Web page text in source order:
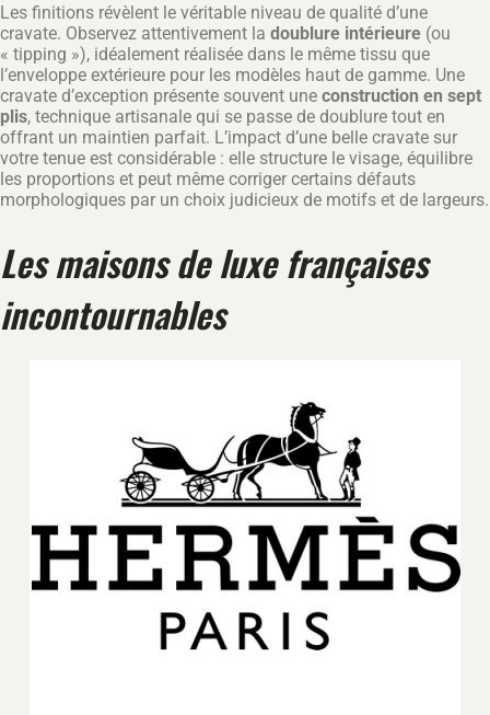
Les finitions révèlent le véritable niveau de qualité d’une
cravate. Observez attentivement la doublure intérieure (ou
« tipping »), idéalement réalisée dans le même tissu que
l’enveloppe extérieure pour les modèles haut de gamme. Une
cravate d’exception présente souvent une construction en sept
plis, technique artisanale qui se passe de doublure tout en
offrant un maintien parfait. L’impact d’une belle cravate sur
votre tenue est considérable : elle structure le visage, équilibre
les proportions et peut même corriger certains défauts
morphologiques par un choix judicieux de motifs et de largeurs.
Les maisons de luxe françaises
incontournables